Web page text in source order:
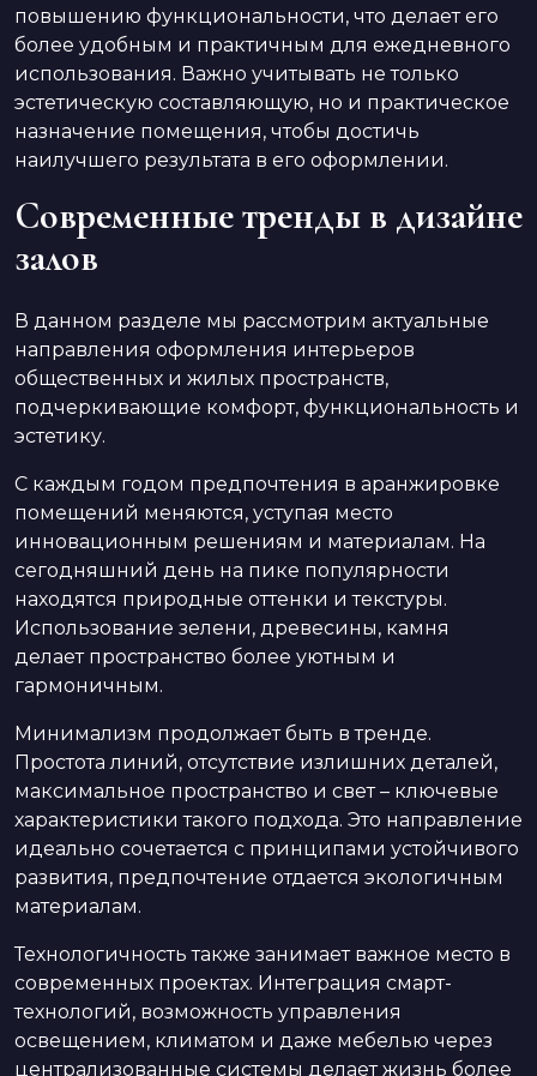
повышению функциональности, что делает его
более удобным и практичным для ежедневного
использования. Важно учитывать не только
эстетическую составляющую, но и практическое
назначение помещения, чтобы достичь
наилучшего результата в его оформлении.
Современные тренды в дизайне
залов
В данном разделе мы рассмотрим актуальные
направления оформления интерьеров
общественных и жилых пространств,
подчеркивающие комфорт, функциональность и
эстетику.
С каждым годом предпочтения в аранжировке
помещений меняются, уступая место
инновационным решениям и материалам. На
сегодняшний день на пике популярности
находятся природные оттенки и текстуры.
Использование зелени, древесины, камня
делает пространство более уютным и
гармоничным.
Минимализм продолжает быть в тренде.
Простота линий, отсутствие излишних деталей,
максимальное пространство и свет – ключевые
характеристики такого подхода. Это направление
идеально сочетается с принципами устойчивого
развития, предпочтение отдается экологичным
материалам.
Технологичность также занимает важное место в
современных проектах. Интеграция смарт-
технологий, возможность управления
освещением, климатом и даже мебелью через
централизованные системы делает жизнь более